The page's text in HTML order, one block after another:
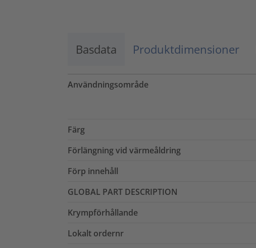
Basdata Produktdimensioner
Användningsområde
Färg
Förlängning vid värmeåldring
Förp innehåll
GLOBAL PART DESCRIPTION
Krympförhållande
Lokalt ordernr